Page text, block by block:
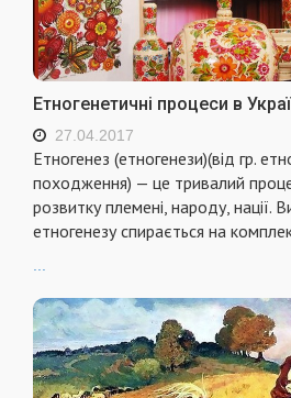
Етногенетичні процеси в
27.04.2017
Етногенез (етногенези)(від гр.
походження) — це тривалий
розвитку племені, народу, нації.
етногенезу спирається на
...